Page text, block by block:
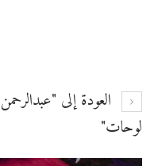
العودة إلى
لوحات"